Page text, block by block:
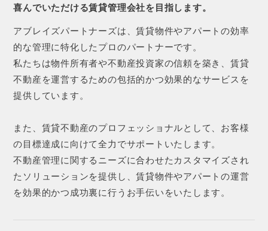
喜んでいただける賃貸管理会社を目指します。
アブレイズパートナーズは、賃貸物件やアパートの効率
的な管理に特化したプロのパートナーです。
私たちは物件所有者や不動産投資家の信頼を築き、賃貸
不動産を運営するための包括的かつ効果的なサービスを
提供しています。
また、賃貸不動産のプロフェッショナルとして、お客様
の目標達成に向けて全力でサポートいたします。
不動産管理に関するニーズに合わせたカスタマイズされ
たソリューションを提供し、賃貸物件やアパートの運営
を効果的かつ成功裏に行うお手伝いをいたします。